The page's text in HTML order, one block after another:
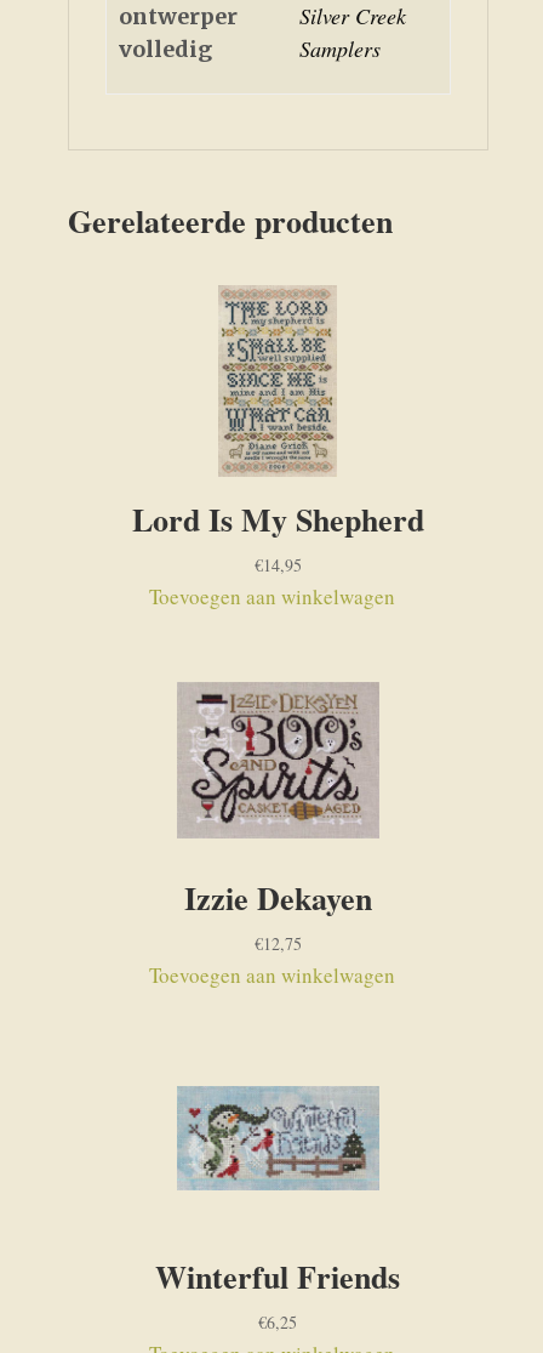
ontwerper
volledig
Silver Creek
Samplers
Gerelateerde producten
Lord Is My Shepherd
€14,95
Toevoegen aan winkelwagen
Izzie Dekayen
€12,75
Toevoegen aan winkelwagen
Winterful Friends
€6,25